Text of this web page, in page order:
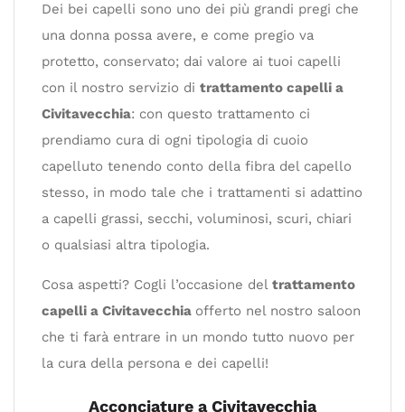
Dei bei capelli sono uno dei più grandi pregi che
una donna possa avere, e come pregio va
protetto, conservato; dai valore ai tuoi capelli
con il nostro servizio di trattamento capelli a
Civitavecchia: con questo trattamento ci
prendiamo cura di ogni tipologia di cuoio
capelluto tenendo conto della fibra del capello
stesso, in modo tale che i trattamenti si adattino
a capelli grassi, secchi, voluminosi, scuri, chiari
o qualsiasi altra tipologia.
Cosa aspetti? Cogli l’occasione del trattamento
capelli a Civitavecchia offerto nel nostro saloon
che ti farà entrare in un mondo tutto nuovo per
la cura della persona e dei capelli!
Acconciature a Civitavecchia